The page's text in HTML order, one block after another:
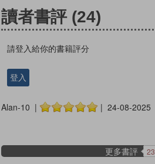
讀者書評 (24)
請登入給你的書籍評分
登入
Alan-10 | | 24-08-2025
更多書評 23